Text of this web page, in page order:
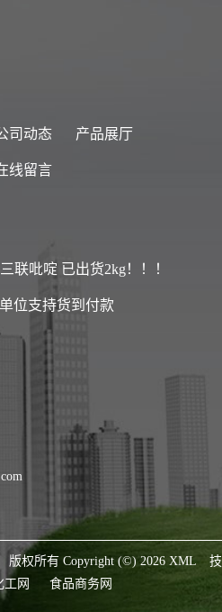
司动态 产品展厅
线留言
联吡啶 已出货2kg！！！
位支持货到付款
版权所有 Copyright (©) 2026 XML
技
工网 食品商务网